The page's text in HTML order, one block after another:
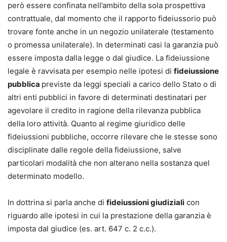
però essere confinata nell’ambito della sola prospettiva
contrattuale, dal momento che il rapporto fideiussorio può
trovare fonte anche in un negozio unilaterale (testamento
o promessa unilaterale). In determinati casi la garanzia può
essere imposta dalla legge o dal giudice. La fideiussione
legale è ravvisata per esempio nelle ipotesi di fideiussione
pubblica previste da leggi speciali a carico dello Stato o di
altri enti pubblici in favore di determinati destinatari per
agevolare il credito in ragione della rilevanza pubblica
della loro attività. Quanto al regime giuridico delle
fideiussioni pubbliche, occorre rilevare che le stesse sono
disciplinate dalle regole della fideiussione, salve
particolari modalità che non alterano nella sostanza quel
determinato modello.
In dottrina si parla anche di fideiussioni giudiziali con
riguardo alle ipotesi in cui la prestazione della garanzia è
imposta dal giudice (es. art. 647 c. 2 c.c.).